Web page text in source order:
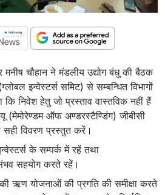
चौहान ने मंडलीय उद्योग बंधु की बैठक
इन्वेस्टर्स समिट) से सम्बन्धित विभागों
कि निवेश हेतु जो प्रस्ताव वास्तविक नहीं हैं
(मेमोरेण्डम ऑफ अण्डरस्टैण्डिंग) जीबीसी
सही विवरण प्रस्तुत करें।
के सम्पर्क में रहें तथा
सहयोग करते रहें।
की ऋण योजनाओं की प्रगति की समीक्षा करते